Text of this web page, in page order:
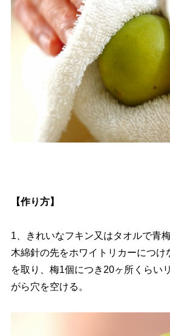
【作り方】
1、きれいなフキン又はタオルで青
木綿針の先をホワイトリカーにつけ
を取り、梅1個につき20ヶ所くらい
がら穴を空ける。